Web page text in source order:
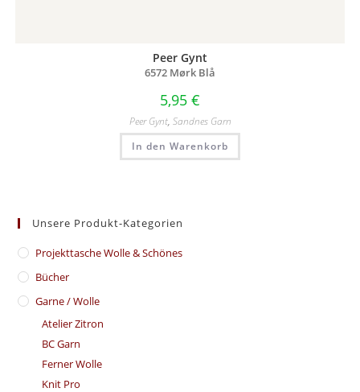
Peer Gynt
6572 Mørk Blå
5,95 €
Peer Gynt, Sandnes Garn
In den Warenkorb
Unsere Produkt-Kategorien
​Projekttasche Wolle & Schönes
Bücher
Garne / Wolle
Atelier Zitron
BC Garn
Ferner Wolle
Knit Pro